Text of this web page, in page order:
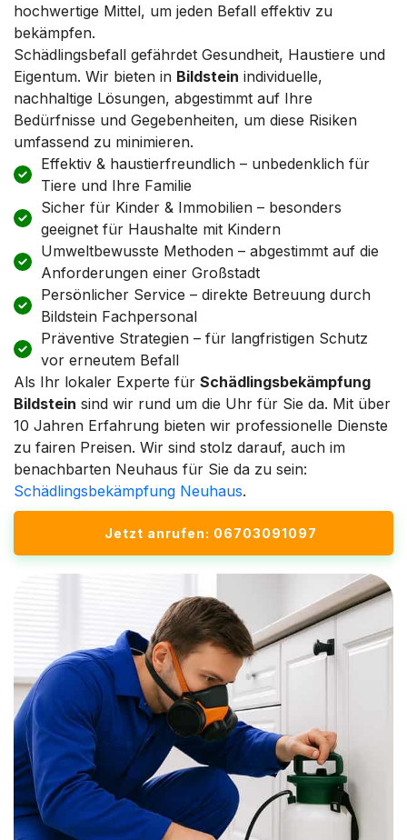
hochwertige Mittel, um jeden Befall effektiv zu
bekämpfen.
Schädlingsbefall gefährdet Gesundheit, Haustiere und
Eigentum. Wir bieten in Bildstein individuelle,
nachhaltige Lösungen, abgestimmt auf Ihre
Bedürfnisse und Gegebenheiten, um diese Risiken
umfassend zu minimieren.
Effektiv & haustierfreundlich – unbedenklich für
Tiere und Ihre Familie
Sicher für Kinder & Immobilien – besonders
geeignet für Haushalte mit Kindern
Umweltbewusste Methoden – abgestimmt auf die
Anforderungen einer Großstadt
Persönlicher Service – direkte Betreuung durch
Bildstein Fachpersonal
Präventive Strategien – für langfristigen Schutz
vor erneutem Befall
Als Ihr lokaler Experte für Schädlingsbekämpfung
Bildstein sind wir rund um die Uhr für Sie da. Mit über
10 Jahren Erfahrung bieten wir professionelle Dienste
zu fairen Preisen. Wir sind stolz darauf, auch im
benachbarten Neuhaus für Sie da zu sein:
Schädlingsbekämpfung Neuhaus.
Jetzt anrufen: 06703091097